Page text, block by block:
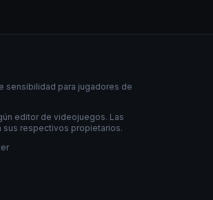
sensibilidad para jugadores de
editor de videojuegos. Las
sus respectivos propietarios.